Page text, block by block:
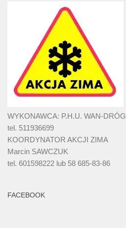
WYKONAWCA: P.H.U. WAN-DRÓG
tel. 511936699
KOORDYNATOR AKCJI ZIMA
Marcin SAWCZUK
tel. 601598222 lub 58 685-83-86
FACEBOOK